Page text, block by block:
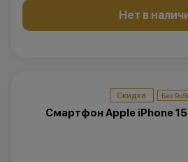
Нет в
Скидка
Смартфон Apple iPhone